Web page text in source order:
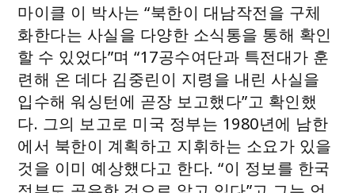
마이클 이 박사는 “북한이 대남작전을 구체
화한다는 사실을 다양한 소식통을 통해 확인
할 수 있었다”며 “17공수여단과 특전대가 훈
련해 온 데다 김중린이 지령을 내린 사실을
입수해 워싱턴에 곧장 보고했다”고 확인했
다. 그의 보고로 미국 정부는 1980년에 남한
에서 북한이 계획하고 지휘하는 소요가 있을
것을 이미 예상했다고 한다. “이 정보를 한국